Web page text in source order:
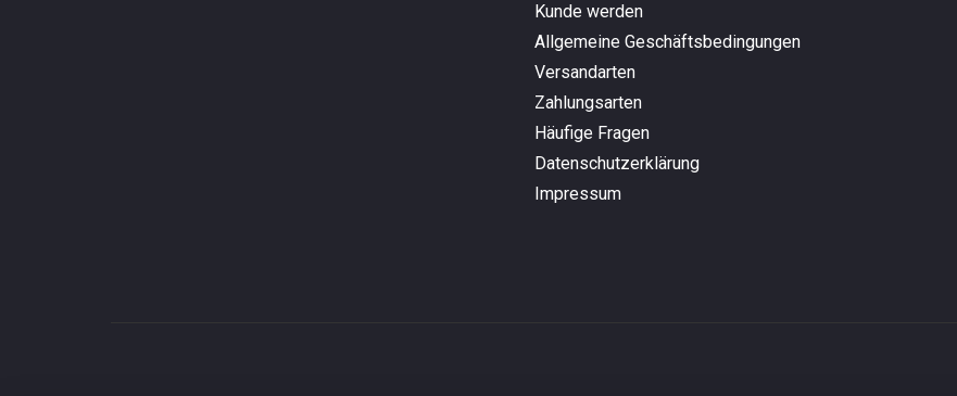
Kunde werden
Allgemeine Geschäftsbedingungen
Versandarten
Zahlungsarten
Häufige Fragen
Datenschutzerklärung
Impressum